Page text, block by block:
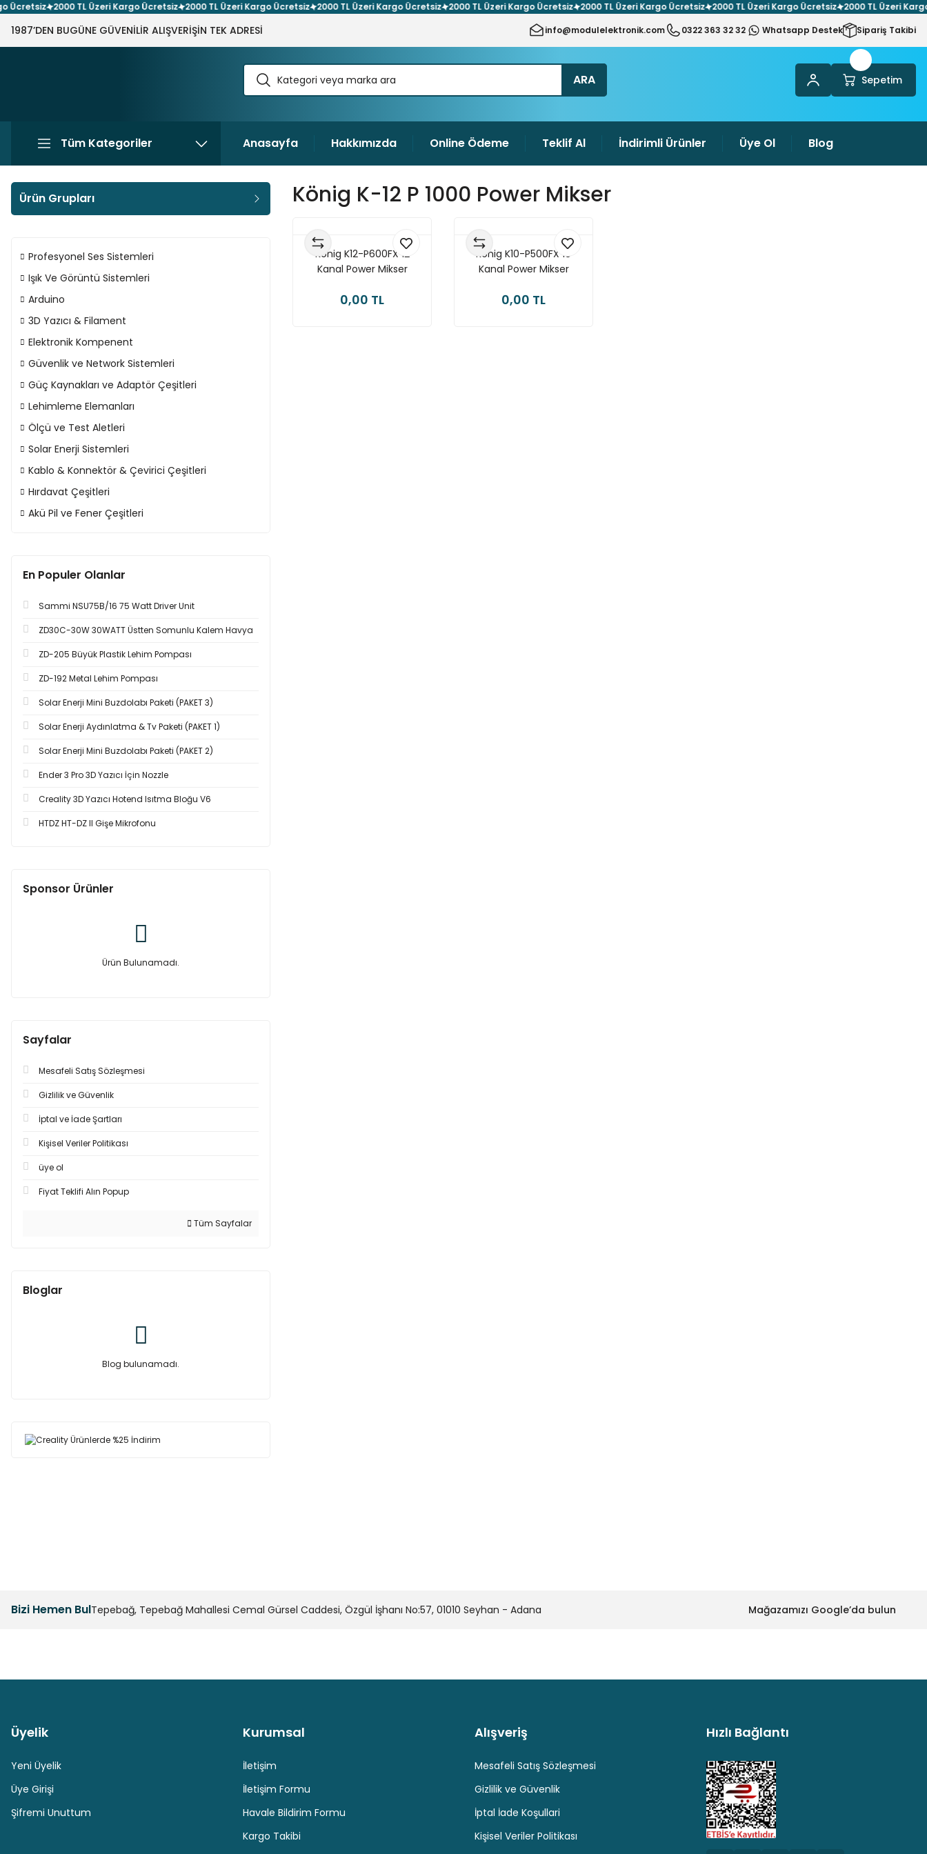
2000 TL Üzeri Kargo Ücretsiz 2000 TL Üzeri Kargo Ücretsiz 2000 TL Üzeri Kargo Ücretsiz 2000 TL Üzeri Kargo Ücretsiz 2000 TL Üzeri Kargo Ücretsiz 2000 TL Üzeri Kargo Ücretsiz 2000 TL Üzeri Kargo
1987’DEN BUGÜNE GÜVENİLİR ALIŞVERİŞİN TEK ADRESİ info@modulelektronik.com 0322 363 32 32 Whatsapp Destek Sipariş Takibi
ARA Sepetim
Tüm Kategoriler Anasayfa Hakkımızda Online Ödeme Teklif Al İndirimli Ürünler Üye Ol Blog
Ürün Grupları
Profesyonel Ses Sistemleri
Işık Ve Görüntü Sistemleri
Arduino
3D Yazıcı & Filament
Elektronik Kompenent
Güvenlik ve Network Sistemleri
Güç Kaynakları ve Adaptör Çeşitleri
Lehimleme Elemanları
Ölçü ve Test Aletleri
Solar Enerji Sistemleri
Kablo & Konnektör & Çevirici Çeşitleri
Hırdavat Çeşitleri
Akü Pil ve Fener Çeşitleri
En Populer Olanlar
Sammi NSU75B/16 75 Watt Driver Unit
ZD30C-30W 30WATT Üstten Somunlu Kalem Havya
ZD-205 Büyük Plastik Lehim Pompası
ZD-192 Metal Lehim Pompası
Solar Enerji Mini Buzdolabı Paketi (PAKET 3)
Solar Enerji Aydınlatma & Tv Paketi (PAKET 1)
Solar Enerji Mini Buzdolabı Paketi (PAKET 2)
Ender 3 Pro 3D Yazıcı İçin Nozzle
Creality 3D Yazıcı Hotend Isıtma Bloğu V6
HTDZ HT-DZ II Gişe Mikrofonu
Sponsor Ürünler
Ürün Bulunamadı.
Sayfalar
Mesafeli Satış Sözleşmesi
Gizlilik ve Güvenlik
İptal ve İade Şartları
Kişisel Veriler Politikası
üye ol
Fiyat Teklifi Alın Popup
Tüm Sayfalar
Bloglar
Blog bulunamadı.
König K-12 P 1000 Power Mikser
König K12-P600FX 12
Kanal Power Mikser
0,00 TL
König K10-P500FX 10
Kanal Power Mikser
0,00 TL
Bizi Hemen BulTepebağ, Tepebağ Mahallesi Cemal Gürsel Caddesi, Özgül İşhanı No:57, 01010 Seyhan - Adana Mağazamızı Google’da bulun
Güvenli Ödeme Hediyeli Ürün Seçenekleri
Üyelik
Yeni Üyelik
Üye Girişi
Şifremi Unuttum
Kurumsal
İletişim
İletişim Formu
Havale Bildirim Formu
Kargo Takibi
Alışveriş
Mesafeli Satış Sözleşmesi
Gizlilik ve Güvenlik
İptal İade Koşullari
Kişisel Veriler Politikası
Hızlı Bağlantı